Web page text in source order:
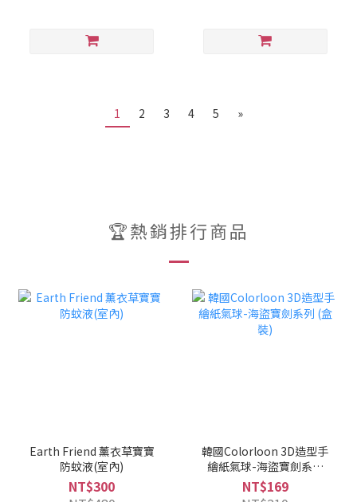
1 2 3 4 5 »
🏆熱銷排行商品
Earth Friend 薰衣草寶寶
防蚊液(室內)
NT$300
韓國Colorloon 3D造型手
繪紙氣球-海盜寶劍系列
(盒裝)
NT$169